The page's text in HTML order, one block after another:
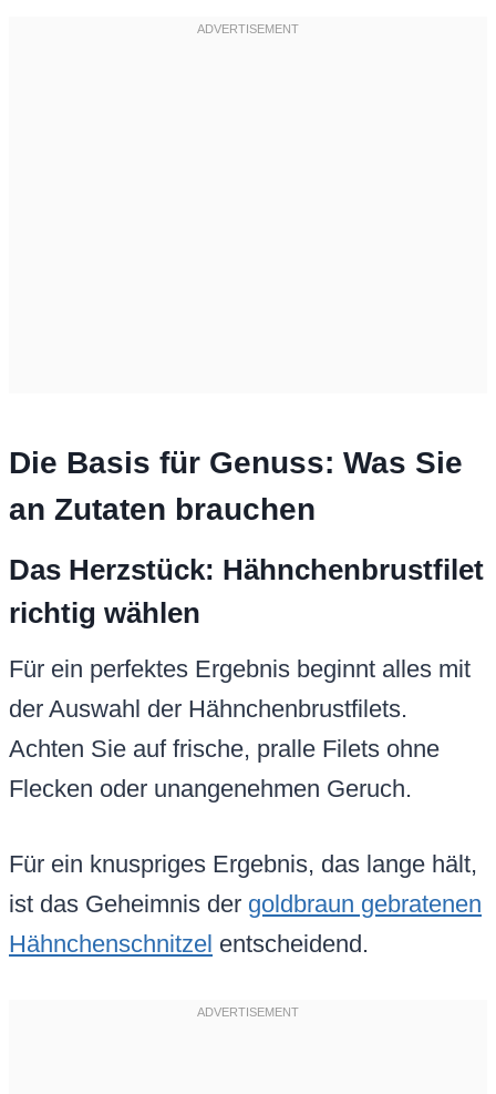
Die Basis für Genuss: Was Sie
an Zutaten brauchen
Das Herzstück: Hähnchenbrustfilet
richtig wählen
Für ein perfektes Ergebnis beginnt alles mit
der Auswahl der Hähnchenbrustfilets.
Achten Sie auf frische, pralle Filets ohne
Flecken oder unangenehmen Geruch.
Für ein knuspriges Ergebnis, das lange hält,
ist das Geheimnis der goldbraun gebratenen
Hähnchenschnitzel entscheidend.